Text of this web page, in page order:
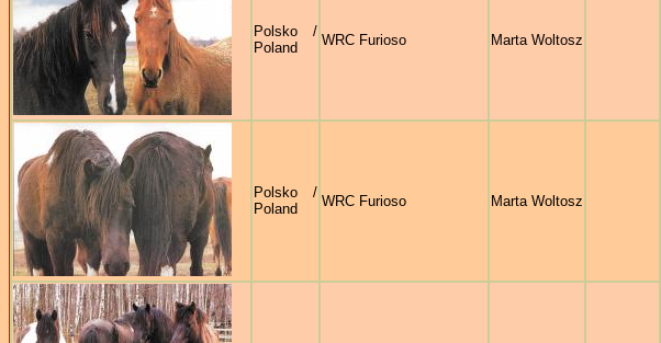
Polsko /
Poland
WRC Furioso Marta Woltosz
Polsko /
Poland
WRC Furioso Marta Woltosz